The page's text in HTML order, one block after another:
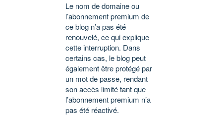
Le nom de domaine ou
l’abonnement premium de
ce blog n’a pas été
renouvelé, ce qui explique
cette interruption. Dans
certains cas, le blog peut
également être protégé par
un mot de passe, rendant
son accès limité tant que
l’abonnement premium n’a
pas été réactivé.